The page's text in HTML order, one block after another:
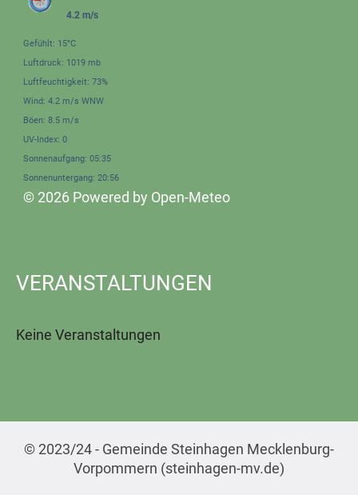
4.2 m/s
Gefühlt: 15°C
Luftdruck: 1019 mb
Luftfeuchtigkeit: 73%
Wind: 4.2 m/s WNW
Böen: 8.5 m/s
UV-Index: 0
Sonnenaufgang: 05:35
Sonnenuntergang: 20:56
© 2026 Powered by Open-Meteo
VERANSTALTUNGEN
Keine Veranstaltungen
© 2023/24 - Gemeinde Steinhagen Mecklenburg-
Vorpommern (steinhagen-mv.de)